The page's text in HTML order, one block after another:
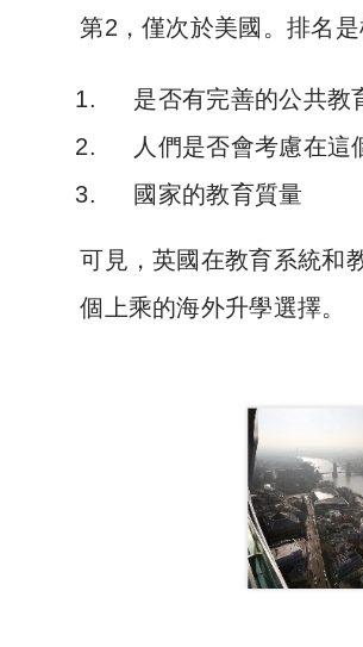
第2，僅次於美國。排名
是否有完善的公共教
人們是否會考慮在這
國家的教育質量
可見，英國在教育系統和
個上乘的海外升學選擇。